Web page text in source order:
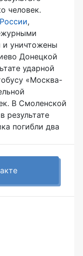
человек.
,
и уничтожены
Донецкой
ударной
«Москва-
В Смоленской
результате
погибли два